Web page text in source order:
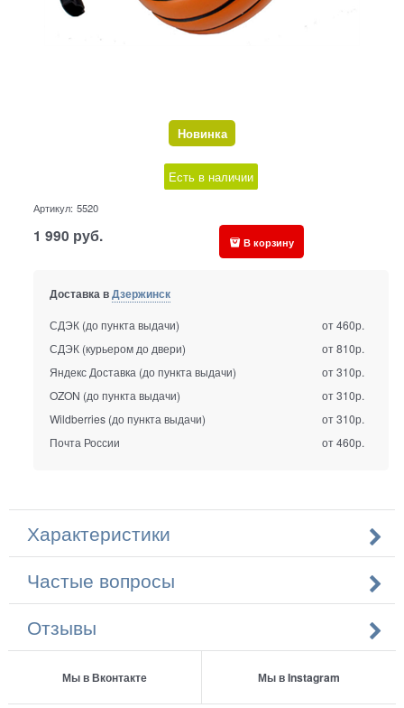
Новинка
Есть в наличии
Артикул: 5520
1 990 руб. В корзину
Доставка вДзержинск
СДЭК (до пункта выдачи)
от 460р.
СДЭК (курьером до двери)
от 810р.
Яндекс Доставка (до пункта выдачи)
от 310р.
OZON (до пункта выдачи)
от 310р.
Wildberries (до пункта выдачи)
от 310р.
Почта России
от 460р.
Характеристики
Частые вопросы
Отзывы
Мы в Вконтакте Мы в Instagram